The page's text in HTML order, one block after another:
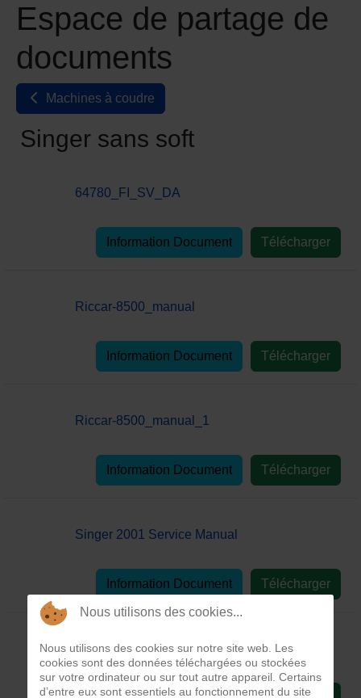
Espace de partage de
documents
Machines à coudre
Singer sans soft
64780_FI_SV_DA
Télécharger
Information Document
Riccar-8500_manual
Télécharger
Information Document
Riccar-8500_manual_1
Télécharger
Information Document
Singer 2001 Service Manual
Télécharger
Information Document
Singer 2010 Parts List
Nous utilisons des cookies...
Nous utilisons des cookies sur notre site web. Les
cookies sont des données téléchargées ou stockées
sur votre ordinateur ou sur tout autre appareil. Certains
d’entre eux sont essentiels au fonctionnement du site